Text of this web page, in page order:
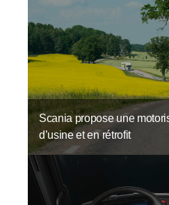
Scania propose une
d’usine et en rétrofit